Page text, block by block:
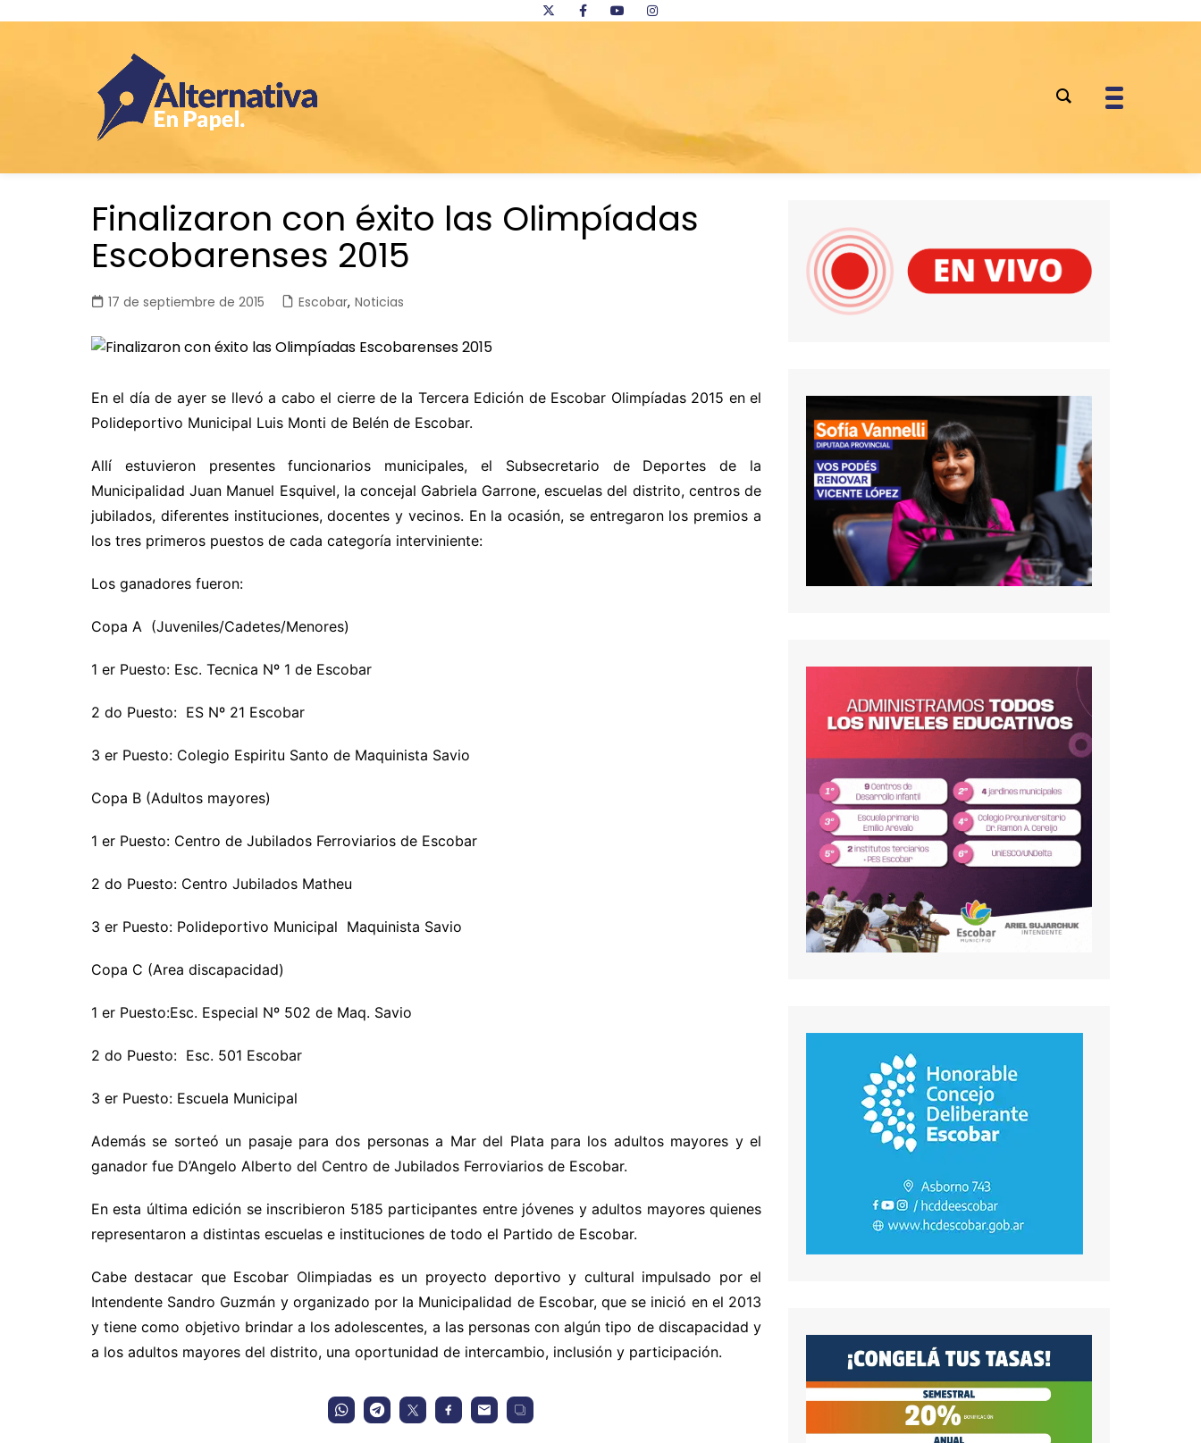
Finalizaron con éxito las Olimpíadas
Escobarenses 2015
17 de septiembre de 2015 Escobar, Noticias
En el día de ayer se llevó a cabo el cierre de la Tercera Edición de Escobar Olimpíadas 2015 en el
Polideportivo Municipal Luis Monti de Belén de Escobar.
Allí estuvieron presentes funcionarios municipales, el Subsecretario de Deportes de la
Municipalidad Juan Manuel Esquivel, la concejal Gabriela Garrone, escuelas del distrito, centros de
jubilados, diferentes instituciones, docentes y vecinos. En la ocasión, se entregaron los premios a
los tres primeros puestos de cada categoría interviniente:
Los ganadores fueron:
Copa A (Juveniles/Cadetes/Menores)
1 er Puesto: Esc. Tecnica Nº 1 de Escobar
2 do Puesto: ES Nº 21 Escobar
3 er Puesto: Colegio Espiritu Santo de Maquinista Savio
Copa B (Adultos mayores)
1 er Puesto: Centro de Jubilados Ferroviarios de Escobar
2 do Puesto: Centro Jubilados Matheu
3 er Puesto: Polideportivo Municipal Maquinista Savio
Copa C (Area discapacidad)
1 er Puesto:Esc. Especial Nº 502 de Maq. Savio
2 do Puesto: Esc. 501 Escobar
3 er Puesto: Escuela Municipal
Además se sorteó un pasaje para dos personas a Mar del Plata para los adultos mayores y el
ganador fue D’Angelo Alberto del Centro de Jubilados Ferroviarios de Escobar.
En esta última edición se inscribieron 5185 participantes entre jóvenes y adultos mayores quienes
representaron a distintas escuelas e instituciones de todo el Partido de Escobar.
Cabe destacar que Escobar Olimpiadas es un proyecto deportivo y cultural impulsado por el
Intendente Sandro Guzmán y organizado por la Municipalidad de Escobar, que se inició en el 2013
y tiene como objetivo brindar a los adolescentes, a las personas con algún tipo de discapacidad y
a los adultos mayores del distrito, una oportunidad de intercambio, inclusión y participación.